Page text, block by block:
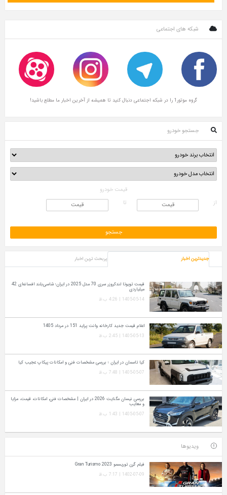
شبکه های اجتماعی
گروه موتور1 را در شبکه اجتماعی دنبال کنید تا همیشه از آخرین اخبار ما مطلع باشید!
جستجو خودرو
قیمت خودرو
از
تا
جدیدترین اخبار پربحث ترین اخبار
قیمت تویوتا لندکروزر سری 70 مدل 2025 در ایران؛ شاسی‌بلند افسانه‌ای 42
میلیاردی
1405-05-14 | 4:26 ب.ظ
اعلام قیمت جدید کارخانه وانت پراید 151 در مرداد 1405
1405-05-13 | 2:45 ب.ظ
کیا تاسمان در ایران ؛ بررسی مشخصات فنی و امکانات پیکاپ عجیب کیا
1405-05-07 | 7:48 ب.ظ
بررسی نیسان مگنایت 2026 در ایران | مشخصات فنی، امکانات، قیمت، مزایا
و معایب
1405-05-07 | 1:43 ب.ظ
ویدیوها
فیلم گرن توریسمو Gran Turismo 2023
1402-07-09 | 7:17 ب.ظ